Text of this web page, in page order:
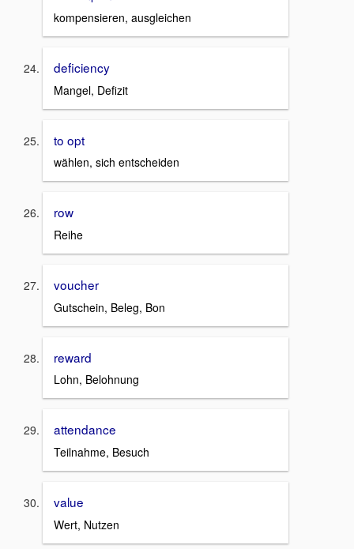
kompensieren, ausgleichen
deficiency
Mangel, Defizit
to opt
wählen, sich entscheiden
row
Reihe
voucher
Gutschein, Beleg, Bon
reward
Lohn, Belohnung
attendance
Teilnahme, Besuch
value
Wert, Nutzen